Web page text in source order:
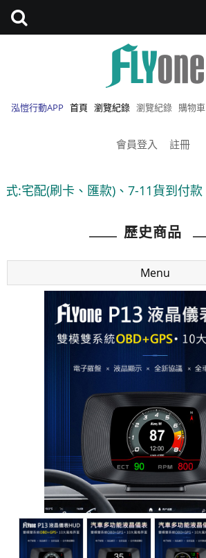
泓愷行動APP 首頁 瀏覽紀錄 瀏覽紀錄 購物車
會員登入 註冊
付款 ●隨貨附發票
歷史商品
Menu